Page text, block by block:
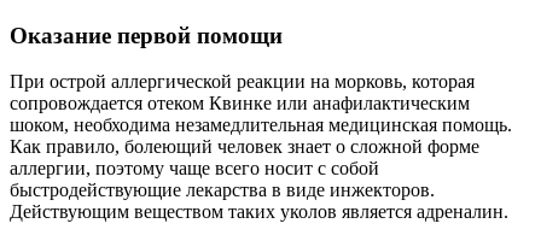
Оказание первой помощи
При острой аллергической реакции на морковь, которая
сопровождается отеком Квинке или анафилактическим
шоком, необходима незамедлительная медицинская помощь.
Как правило, болеющий человек знает о сложной форме
аллергии, поэтому чаще всего носит с собой
быстродействующие лекарства в виде инжекторов.
Действующим веществом таких уколов является адреналин.